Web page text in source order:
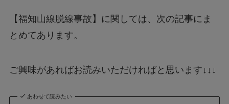
【福知山線脱線事故】に関しては、次の記事にま
とめてあります。
ご興味があればお読みいただければと思います↓↓↓
あわせて読みたい